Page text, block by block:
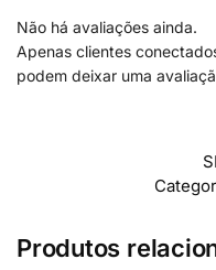
Não há avaliações ainda.
Apenas clientes
podem deixar uma
Produtos